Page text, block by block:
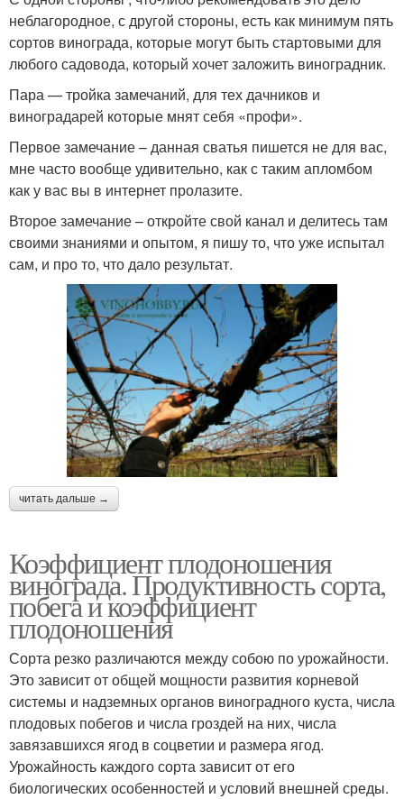
неблагородное, с другой стороны, есть как минимум пять
сортов винограда, которые могут быть стартовыми для
любого садовода, который хочет заложить виноградник.
Пара — тройка замечаний, для тех дачников и
виноградарей которые мнят себя «профи».
Первое замечание – данная сватья пишется не для вас,
мне часто вообще удивительно, как с таким апломбом
как у вас вы в интернет пролазите.
Второе замечание – откройте свой канал и делитесь там
своими знаниями и опытом, я пишу то, что уже испытал
сам, и про то, что дало результат.
читать дальше →
Коэффициент плодоношения
винограда. Продуктивность сорта,
побега и коэффициент
плодоношения
Сорта резко различаются между собою по урожайности.
Это зависит от общей мощности развития корневой
системы и надземных органов виноградного куста, числа
плодовых побегов и числа гроздей на них, числа
завязавшихся ягод в соцветии и размера ягод.
Урожайность каждого сорта зависит от его
биологических особенностей и условий внешней среды.